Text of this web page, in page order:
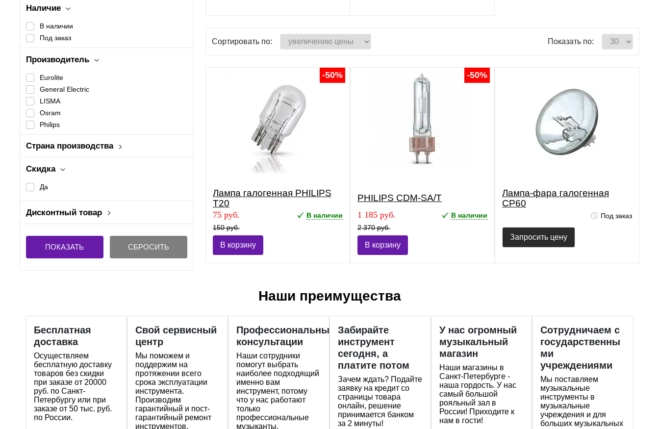
Наличие
В наличии
Под заказ
Производитель
Eurolite
General Electric
LISMA
Osram
Philips
Страна производства
Венгрия
Скидка
Да
Дисконтный товар
ПОКАЗАТЬ СБРОСИТЬ
Сортировать по: Показать по:
-50%
Лампа галогенная PHILIPS
T20
75 руб.
150 руб.
В наличии
В корзину
-50%
PHILIPS CDM-SA/T
1 185 руб.
2 370 руб.
В наличии
В корзину
Лампа-фара галогенная
CP60
Под заказ
Запросить цену
Наши преимущества
Бесплатная
доставка
Осуществляем
бесплатную доставку
товаров без скидки
при заказе от 20000
руб. по Санкт-
Петербургу или при
заказе от 50 тыс. руб.
по России.
Свой сервисный
центр
Мы поможем и
поддержим на
протяжении всего
срока эксплуатации
инструмента.
Производим
гарантийный и пост-
гарантийный ремонт
инструментов.
Профессиональные
консультации
Наши сотрудники
помогут выбрать
наиболее подходящий
именно вам
инструмент, потому
что у нас работают
только
профессиональные
музыканты.
Забирайте
инструмент
сегодня, а
платите потом
Зачем ждать? Подайте
заявку на кредит со
страницы товара
онлайн, решение
принимается банком
за 2 минуты!
У нас огромный
музыкальный
магазин
Наши магазины в
Санкт-Петербурге -
наша гордость. У нас
самый большой
рояльный зал в
России! Приходите к
нам в гости!
Сотрудничаем с
государственны
ми
учреждениями
Мы поставляем
музыкальные
инструменты в
музыкальные
учреждения и для
больших музыкальных